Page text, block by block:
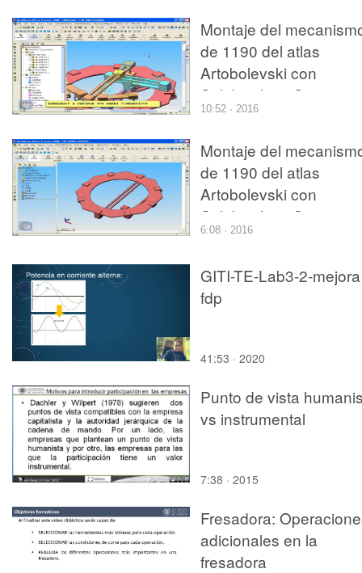
Montaje del
de 1190 del atlas
Artobolevski con
Solidworks y Cosmos
Motion. Tramo 05 de
10:52 · 2016
Montaje del
de 1190 del atlas
Artobolevski con
Solidworks y Cosmos
Motion. Tramo 04 de
6:08 · 2016
GITI-TE-Lab3-2-mejora
fdp
41:53 · 2020
Punto de vista
vs instrumental
7:38 · 2015
Fresadora:
adicionales en la
fresadora